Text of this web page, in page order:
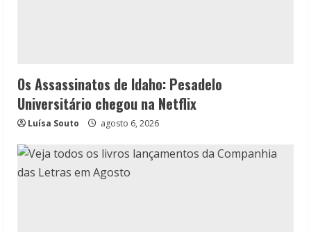
Os Assassinatos de Idaho: Pesadelo
Universitário chegou na Netflix
Luísa Souto agosto 6, 2026